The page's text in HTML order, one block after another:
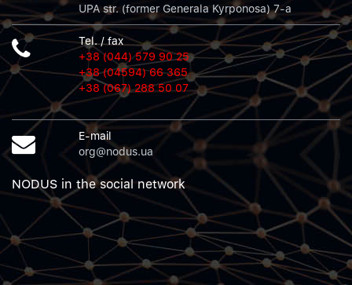
UPA str. (former Generala Kyrponosa) 7-a
Tel. / fax
+38 (044) 579 90 25
+38 (04594) 66 365
+38 (067) 288 50 07
E-mail
org@nodus.ua
NODUS in the social network